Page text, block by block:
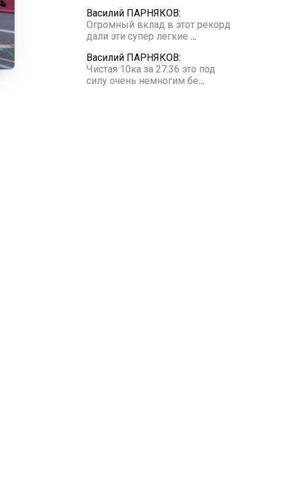
Василий ПАРНЯКОВ:
Огромный вклад в этот рекорд
дали эти супер легкие …
Василий ПАРНЯКОВ:
Чистая 10ка за 27:36 это под
силу очень немногим бе…